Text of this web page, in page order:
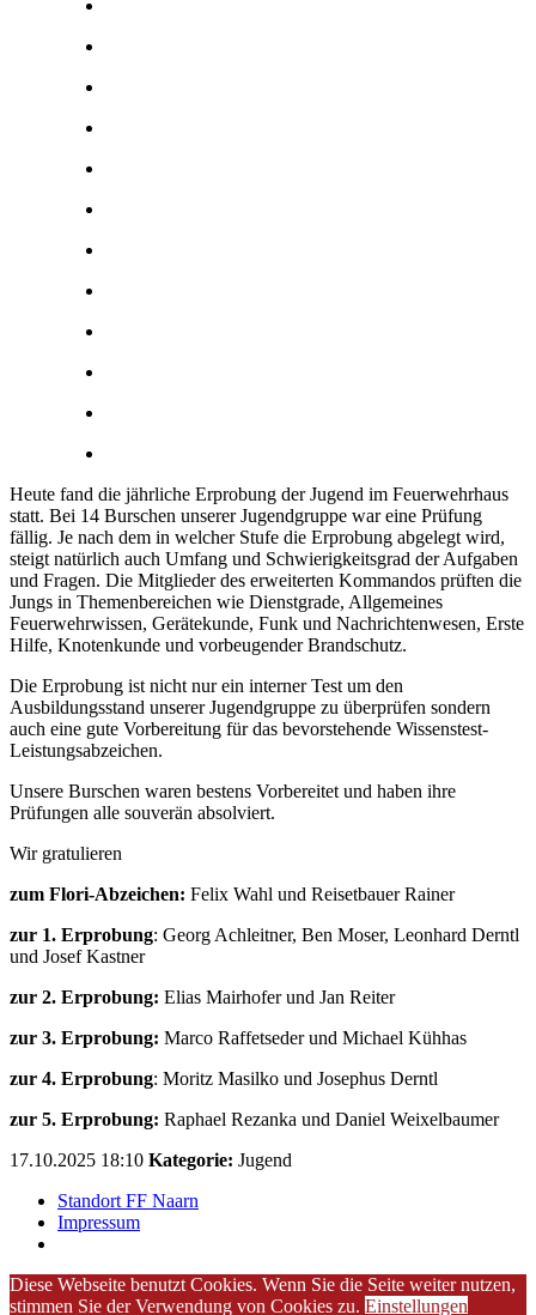
Heute fand die jährliche Erprobung der Jugend im Feuerwehrhaus
statt. Bei 14 Burschen unserer Jugendgruppe war eine Prüfung
fällig. Je nach dem in welcher Stufe die Erprobung abgelegt wird,
steigt natürlich auch Umfang und Schwierigkeitsgrad der Aufgaben
und Fragen. Die Mitglieder des erweiterten Kommandos prüften die
Jungs in Themenbereichen wie Dienstgrade, Allgemeines
Feuerwehrwissen, Gerätekunde, Funk und Nachrichtenwesen, Erste
Hilfe, Knotenkunde und vorbeugender Brandschutz.
Die Erprobung ist nicht nur ein interner Test um den
Ausbildungsstand unserer Jugendgruppe zu überprüfen sondern
auch eine gute Vorbereitung für das bevorstehende Wissenstest-
Leistungsabzeichen.
Unsere Burschen waren bestens Vorbereitet und haben ihre
Prüfungen alle souverän absolviert.
Wir gratulieren
zum Flori-Abzeichen: Felix Wahl und Reisetbauer Rainer
zur 1. Erprobung: Georg Achleitner, Ben Moser, Leonhard Derntl
und Josef Kastner
zur 2. Erprobung: Elias Mairhofer und Jan Reiter
zur 3. Erprobung: Marco Raffetseder und Michael Kühhas
zur 4. Erprobung: Moritz Masilko und Josephus Derntl
zur 5. Erprobung: Raphael Rezanka und Daniel Weixelbaumer
17.10.2025 18:10 Kategorie: Jugend
Standort FF Naarn
Impressum
Diese Webseite benutzt Cookies. Wenn Sie die Seite weiter nutzen,
stimmen Sie der Verwendung von Cookies zu. Einstellungen